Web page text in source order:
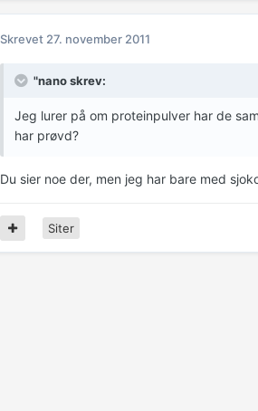
Skrevet 27. november 2011
"nano skrev:
Jeg lurer på om proteinpulver har de
har prøvd?
Du sier noe der, men jeg har bare med
Siter